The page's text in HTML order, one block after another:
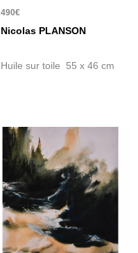
490€
Nicolas PLANSON
Huile sur toile 55 x 46 cm